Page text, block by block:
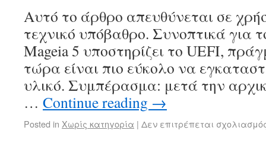
Αυτό το άρθρο απευθύνεται σε
τεχνικό υπόβαθρο. Συνοπτικά για
Mageia 5 υποστηρίζει το UEFI,
τώρα είναι πιο εύκολο να
υλικό. Συμπέρασμα: μετά την
… Continue reading →
Posted in Χωρίς κατηγορία | Δεν επιτρέπεται